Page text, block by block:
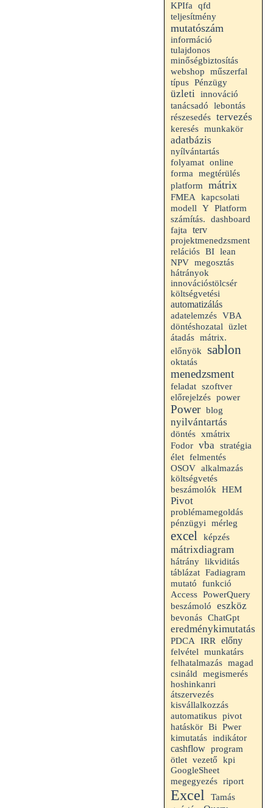
KPIfa
qfd
teljesítmény
mutatószám
információ
tulajdonos
minőségbiztosítás
webshop
műszerfal
típus Pénzügy
üzleti innováció
tanácsadó
lebontás
részesedés tervezés
keresés munkakör
adatbázis
nyílvántartás
folyamat online
forma
megtérülés
platform
mátrix
FMEA
kapcsolati
modell
Y Platform
számítás.
dashboard
fajta
terv
projektmenedzsment
relációs BI lean
NPV megosztás
hátrányok
innovációstölcsér
költségvetési
automatizálás
adatelemzés VBA
döntéshozatal
üzlet
átadás mátrix.
előnyök
sablon
oktatás
menedzsment
feladat szoftver
előrejelzés power
Power blog
nyilvántartás
döntés xmátrix
Fodor vba stratégia
élet felmentés
OSOV alkalmazás
költségvetés
beszámolók
HEM
Pivot
problémamegoldás
pénzügyi
mérleg
excel képzés
mátrixdiagram
hátrány likviditás
táblázat Fadiagram
mutató
funkció
Access PowerQuery
beszámoló eszköz
bevonás ChatGpt
eredménykimutatás
PDCA IRR
előny
felvétel munkatárs
felhatalmazás magad
csináld
megismerés
hoshinkanri
átszervezés
kisvállalkozzás
automatikus pivot
hatáskör Bi
Pwer
kimutatás indikátor
cashflow program
ötlet vezető kpi
GoogleSheet
megegyezés riport
Excel
Tamás